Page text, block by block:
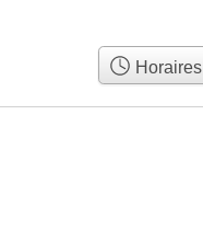
Horaires